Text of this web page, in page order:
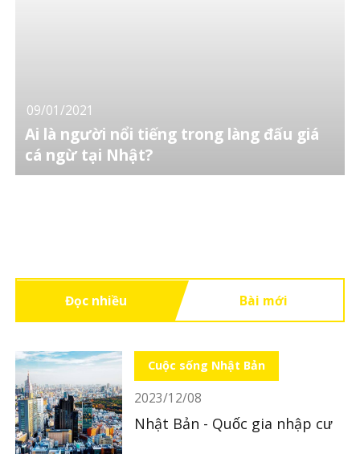
09/01/2021
Ai là người nổi tiếng trong làng đấu giá
cá ngừ tại Nhật?
Đọc nhiều Bài mới
Cuộc sống Nhật Bản
2023/12/08
Nhật Bản - Quốc gia nhập cư